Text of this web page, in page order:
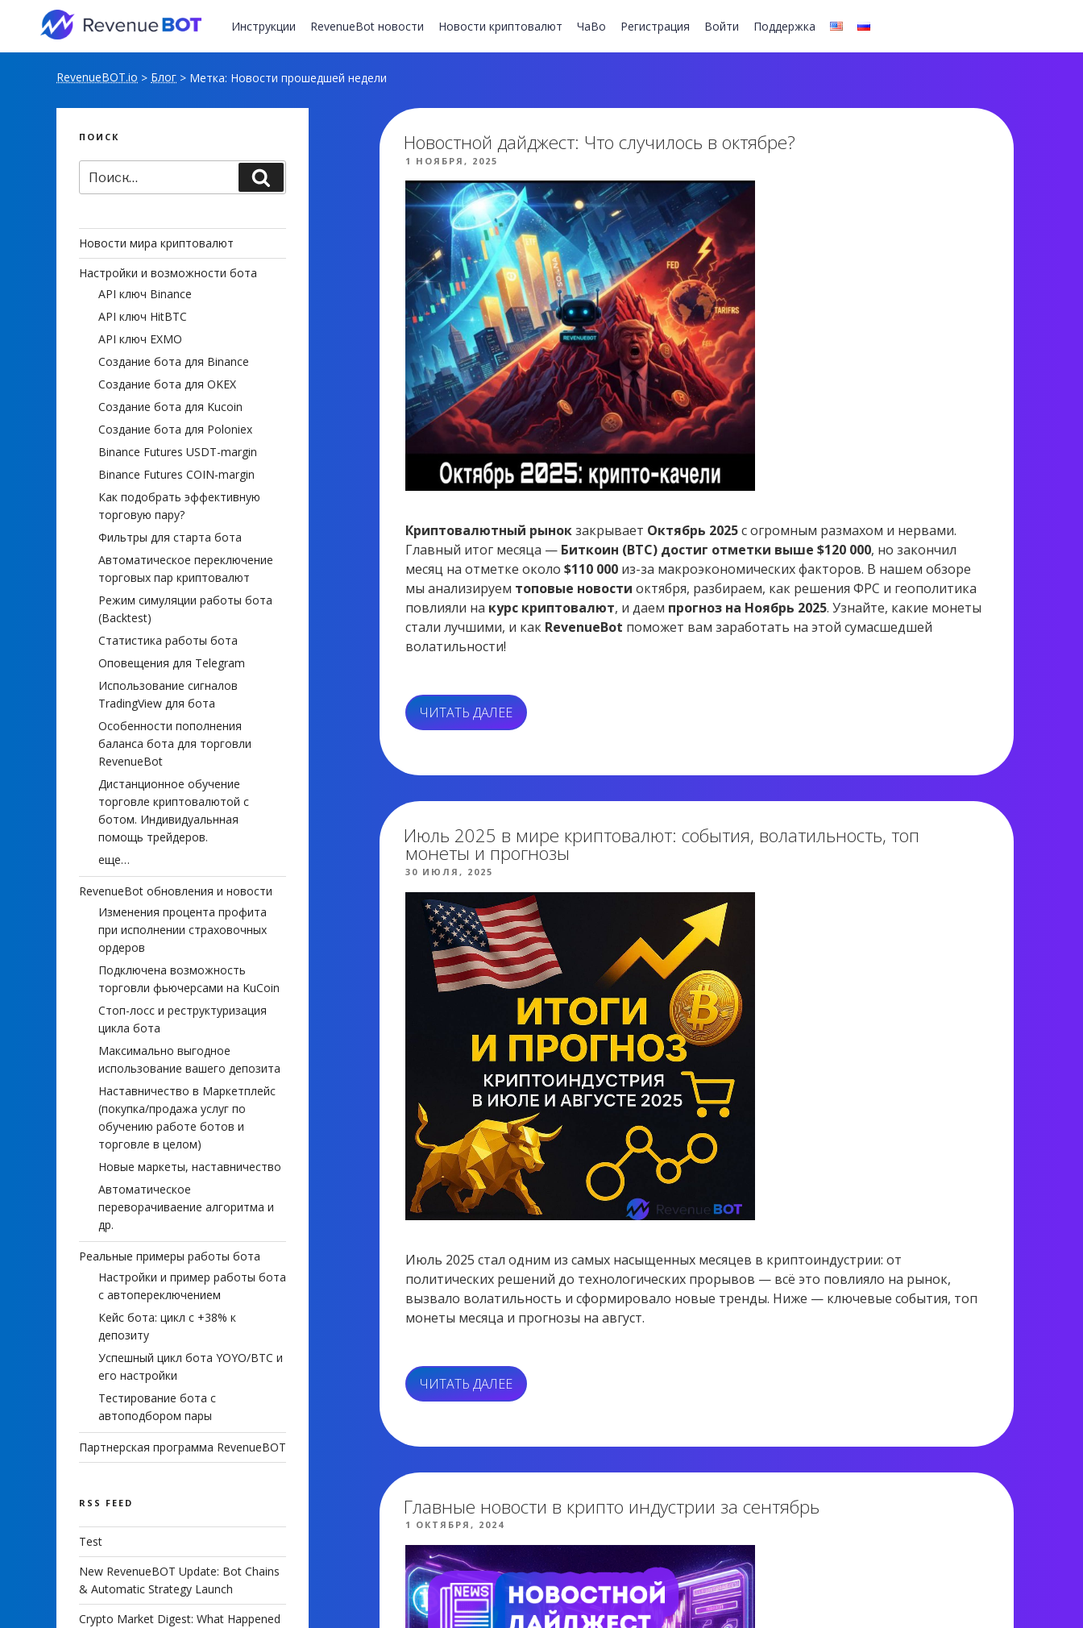
Перейти
содержимому
Инструкции RevenueBot новости Новости криптовалют ЧаВо Регистрация Войти Поддержка
RevenueBOT.io > Блог > Метка: Новости прошедшей недели
Новостной дайджест: Что случилось в октябре?
ОПУБЛИКОВАНО
1 НОЯБРЯ, 2025
Криптовалютный рынокзакрывает Октябрь 2025с огромным размахом и нервами.
Главный итог месяца — Биткоин (BTC) достиг отметки выше $120 000, но закончил
месяц на отметке около $110 000из-за макроэкономических факторов. В нашем обзоре
мы анализируем топовые новости октября, разбираем, как решения ФРС и геополитика
повлияли на курс криптовалют, и даем прогноз на Ноябрь 2025. Узнайте, какие монеты
стали лучшими, и как RevenueBot поможет вам заработать на этой сумасшедшей
волатильности!
ЧИТАТЬ ДАЛЕЕ«НОВОСТНОЙ
ДАЙДЖЕСТ:
Июль 2025 в мире криптовалют: события, волатильность, топ
монеты и прогнозы
ОПУБЛИКОВАНО
30 ИЮЛЯ, 2025
Июль 2025 стал одним из самых насыщенных месяцев в криптоиндустрии: от
политических решений до технологических прорывов — всё это повлияло на рынок,
вызвало волатильность и сформировало новые тренды. Ниже — ключевые события, топ
монеты месяца и прогнозы на август.
ЧИТАТЬ ДАЛЕЕ«ИЮЛЬ
2025
ТОП
И
ПРОГНОЗЫ»
Главные новости в крипто индустрии за сентябрь
ОПУБЛИКОВАНО
1 ОКТЯБРЯ, 2024
ПОИСК
Новости мира криптовалют
Настройки и возможности бота
API ключ Binance
API ключ HitBTC
API ключ EXMO
Создание бота для Binance
Создание бота для OKEX
Создание бота для Kucoin
Создание бота для Poloniex
Binance Futures USDT-margin
Binance Futures COIN-margin
Как подобрать эффективную
торговую пару?
Фильтры для старта бота
Автоматическое переключение
торговых пар криптовалют
Режим симуляции работы бота
(Backtest)
Статистика работы бота
Оповещения для Telegram
Использование сигналов
TradingView для бота
Особенности пополнения
баланса бота для торговли
RevenueBot
Дистанционное обучение
торговле криптовалютой с
ботом. Индивидуальнная
помощь трейдеров.
еще…
RevenueBot обновления и новости
Изменения процента профита
при исполнении страховочных
ордеров
Подключена возможность
торговли фьючерсами на KuCoin
Стоп-лосс и реструктуризация
цикла бота
Максимально выгодное
использование вашего депозита
Наставничество в Маркетплейс
(покупка/продажа услуг по
обучению работе ботов и
торговле в целом)
Новые маркеты, наставничество
Автоматическое
переворачиваение алгоритма и
др.
Реальные примеры работы бота
Настройки и пример работы бота
с автопереключением
Кейс бота: цикл с +38% к
депозиту
Успешный цикл бота YOYO/BTC и
его настройки
Тестирование бота с
автоподбором пары
Партнерская программа RevenueBOT
RSS FEED
Test
New RevenueBOT Update: Bot Chains
& Automatic Strategy Launch
Crypto Market Digest: What Happened